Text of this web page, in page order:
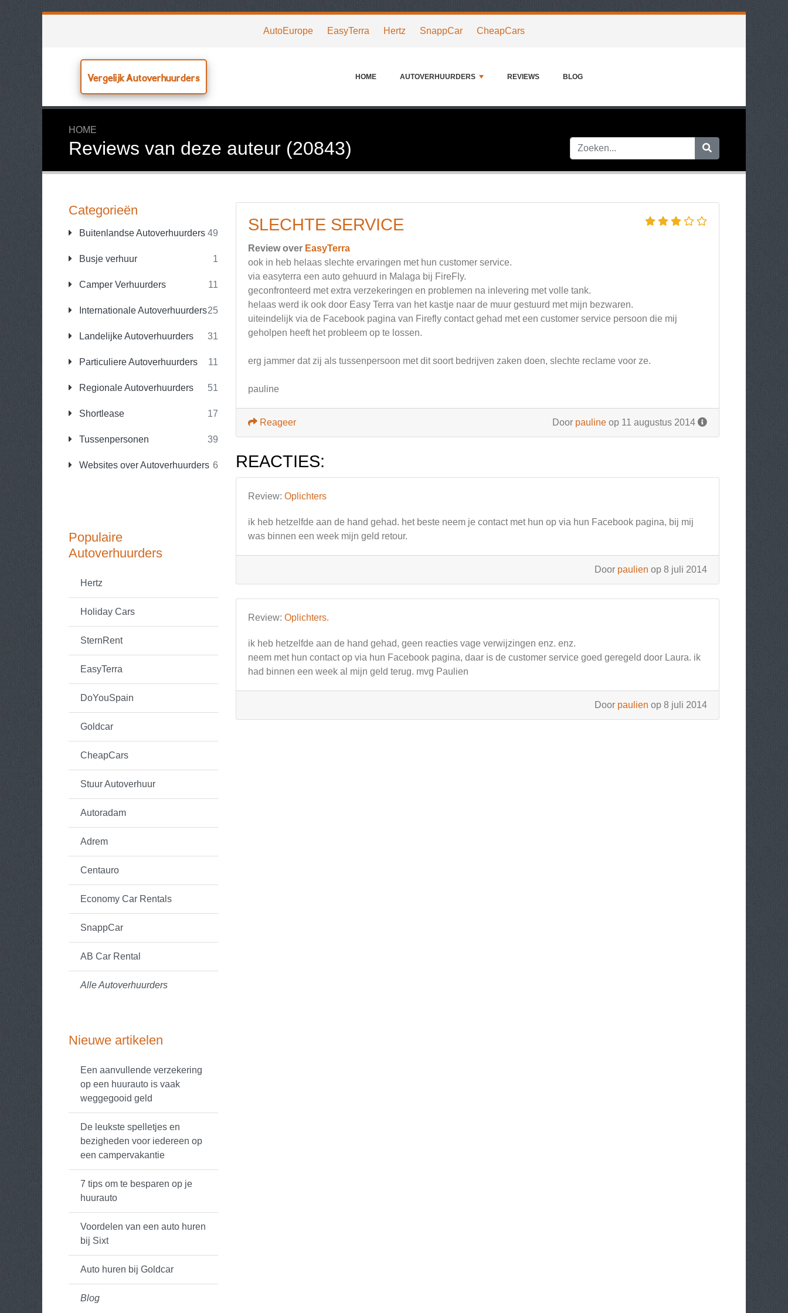
AutoEurope EasyTerra Hertz SnappCar CheapCars
Vergelijk Autoverhuurders HOME AUTOVERHUURDERS REVIEWS BLOG
HOME
Reviews van deze auteur (20843)
Categorieën
Buitenlandse Autoverhuurders 49
Busje verhuur 1
Camper Verhuurders 11
Internationale Autoverhuurders25
Landelijke Autoverhuurders 31
Particuliere Autoverhuurders 11
Regionale Autoverhuurders 51
Shortlease 17
Tussenpersonen 39
Websites over Autoverhuurders 6
Populaire
Autoverhuurders
Hertz
Holiday Cars
SternRent
EasyTerra
DoYouSpain
Goldcar
CheapCars
Stuur Autoverhuur
Autoradam
Adrem
Centauro
Economy Car Rentals
SnappCar
AB Car Rental
Alle Autoverhuurders
Nieuwe artikelen
Een aanvullende verzekering
op een huurauto is vaak
weggegooid geld
De leukste spelletjes en
bezigheden voor iedereen op
een campervakantie
7 tips om te besparen op je
huurauto
Voordelen van een auto huren
bij Sixt
Auto huren bij Goldcar
Blog
SLECHTE SERVICE
Review over EasyTerra
ook in heb helaas slechte ervaringen met hun customer service.
via easyterra een auto gehuurd in Malaga bij FireFly.
geconfronteerd met extra verzekeringen en problemen na inlevering met volle tank.
helaas werd ik ook door Easy Terra van het kastje naar de muur gestuurd met mijn bezwaren.
uiteindelijk via de Facebook pagina van Firefly contact gehad met een customer service persoon die mij
geholpen heeft het probleem op te lossen.
erg jammer dat zij als tussenpersoon met dit soort bedrijven zaken doen, slechte reclame voor ze.
pauline
Door pauline op 11 augustus 2014
Reageer
REACTIES:
Review: Oplichters
ik heb hetzelfde aan de hand gehad. het beste neem je contact met hun op via hun Facebook pagina, bij mij
was binnen een week mijn geld retour.
Door paulien op 8 juli 2014
Review: Oplichters.
ik heb hetzelfde aan de hand gehad, geen reacties vage verwijzingen enz. enz.
neem met hun contact op via hun Facebook pagina, daar is de customer service goed geregeld door Laura. ik
had binnen een week al mijn geld terug. mvg Paulien
Door paulien op 8 juli 2014